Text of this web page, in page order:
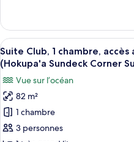
lits,
vue
établissement
(Kukahi)
le
type
de
chambre
Chambre,
2
grands
lits,
vue
établissement
Afficher
toutes
les
photos
pour
ce
type
4
Suite Club, 1 chambre,
(Hokupa'a Sundeck Corner
Vue sur l’océan
82 m²
1 chambre
3 personnes